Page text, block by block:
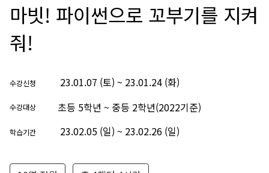
마빗! 파이썬으로 꼬부기를 지켜
줘!
수강신청 23.01.07 (토) ~ 23.01.24 (화)
수강대상 초등 5학년 ~ 중등 2학년(2022기준)
학습기간 23.02.05 (일) ~ 23.02.26 (일)